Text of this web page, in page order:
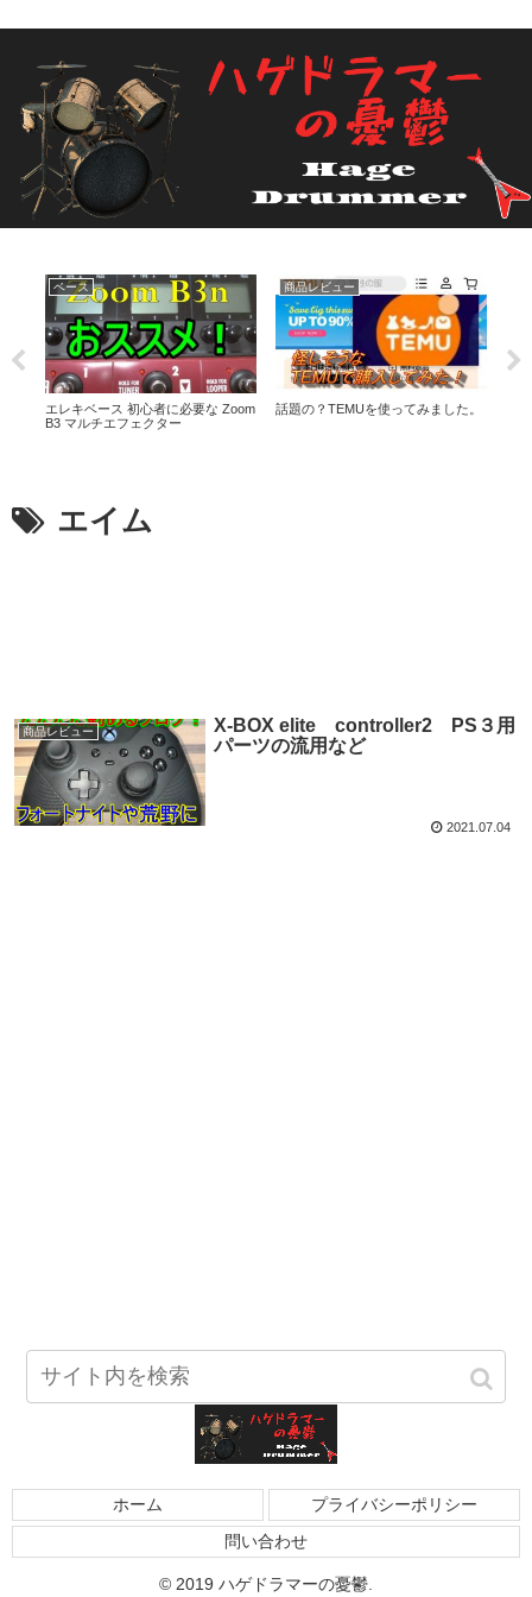
ベース
エレキベース 初心者に必要な Zoom
B3 マルチエフェクター
商品レビュー
話題の？TEMUを使ってみました。
エイム
商品レビュー
X-BOX elite controller2 PS３用
パーツの流用など
2021.07.04
ホーム
プライバシーポリシー
問い合わせ
© 2019 ハゲドラマーの憂鬱.